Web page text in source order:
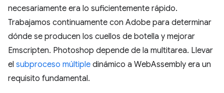
necesariamente era lo suficientemente rápido.
Trabajamos continuamente con Adobe para determinar
dónde se producen los cuellos de botella y mejorar
Emscripten. Photoshop depende de la multitarea. Llevar
el subproceso múltiple dinámico a WebAssembly era un
requisito fundamental.